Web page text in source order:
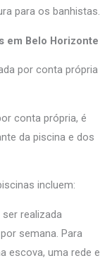
para os banhistas.
em Belo Horizonte
por conta própria
conta própria, é
da piscina e dos
incluem:
realizada
semana. Para
escova, uma rede e